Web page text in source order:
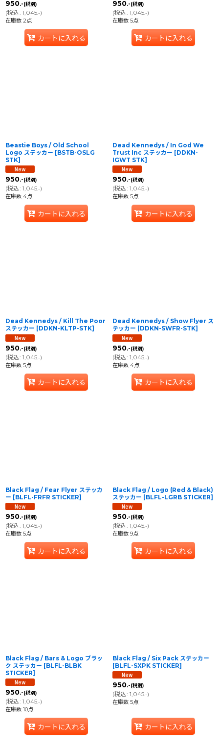
950.-(税別)
(税込: 1,045.-)
在庫数 2点
カートに入れる
950.-(税別)
(税込: 1,045.-)
在庫数 5点
カートに入れる
Beastie Boys / Old School
Logo ステッカー [BSTB-OSLG
STK]
950.-(税別)
(税込: 1,045.-)
在庫数 4点
カートに入れる
Dead Kennedys / In God We
Trust Inc ステッカー [DDKN-
IGWT STK]
950.-(税別)
(税込: 1,045.-)
在庫数 5点
カートに入れる
Dead Kennedys / Kill The Poor
ステッカー [DDKN-KLTP-STK]
950.-(税別)
(税込: 1,045.-)
在庫数 5点
カートに入れる
Dead Kennedys / Show Flyer ス
テッカー [DDKN-SWFR-STK]
950.-(税別)
(税込: 1,045.-)
在庫数 4点
カートに入れる
Black Flag / Fear Flyer ステッカ
ー [BLFL-FRFR STICKER]
950.-(税別)
(税込: 1,045.-)
在庫数 5点
カートに入れる
Black Flag / Logo (Red & Black)
ステッカー [BLFL-LGRB STICKER]
950.-(税別)
(税込: 1,045.-)
在庫数 9点
カートに入れる
Black Flag / Bars & Logo ブラッ
ク ステッカー [BLFL-BLBK
STICKER]
950.-(税別)
(税込: 1,045.-)
在庫数 10点
カートに入れる
Black Flag / Six Pack ステッカー
[BLFL-SXPK STICKER]
950.-(税別)
(税込: 1,045.-)
在庫数 5点
カートに入れる